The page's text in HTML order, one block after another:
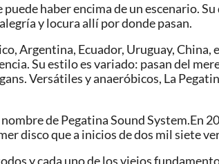
haber encima de un escenario.
y locura allí por donde pasan.
Argentina, Ecuador, Uruguay,
Su estilo es variado: pasan del
Versátiles y anaeróbicos, La
de Pegatina Sound System.En
disco que a inicios de dos mil siete